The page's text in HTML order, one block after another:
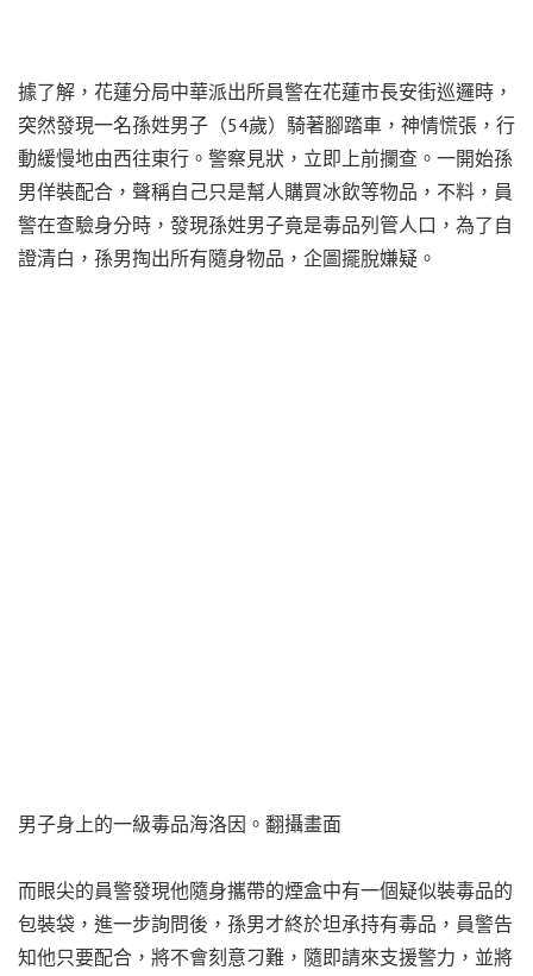
據了解，花蓮分局中華派出所員警在花蓮市長安街巡邏時，
突然發現一名孫姓男子（54歲）騎著腳踏車，神情慌張，行
動緩慢地由西往東行。警察見狀，立即上前攔查。一開始孫
男佯裝配合，聲稱自己只是幫人購買冰飲等物品，不料，員
警在查驗身分時，發現孫姓男子竟是毒品列管人口，為了自
證清白，孫男掏出所有隨身物品，企圖擺脫嫌疑。
男子身上的一級毒品海洛因。翻攝畫面
而眼尖的員警發現他隨身攜帶的煙盒中有一個疑似裝毒品的
包裝袋，進一步詢問後，孫男才終於坦承持有毒品，員警告
知他只要配合，將不會刻意刁難，隨即請來支援警力，並將